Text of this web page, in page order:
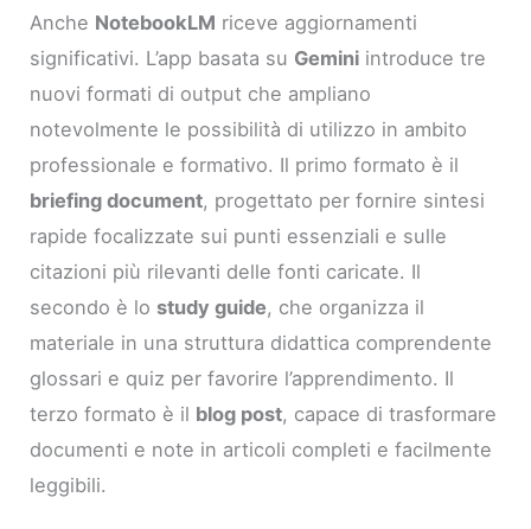
Anche NotebookLM riceve aggiornamenti
significativi. L’app basata su Gemini introduce tre
nuovi formati di output che ampliano
notevolmente le possibilità di utilizzo in ambito
professionale e formativo. Il primo formato è il
briefing document, progettato per fornire sintesi
rapide focalizzate sui punti essenziali e sulle
citazioni più rilevanti delle fonti caricate. Il
secondo è lo study guide, che organizza il
materiale in una struttura didattica comprendente
glossari e quiz per favorire l’apprendimento. Il
terzo formato è il blog post, capace di trasformare
documenti e note in articoli completi e facilmente
leggibili.